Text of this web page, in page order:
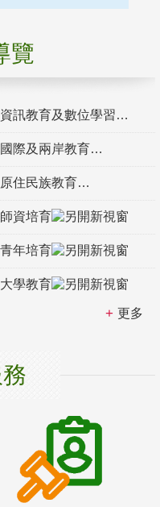
覽
資訊教育及數位學習
國際及兩岸教育
原住民族教育
師資培育
青年培育
大學教育
更多